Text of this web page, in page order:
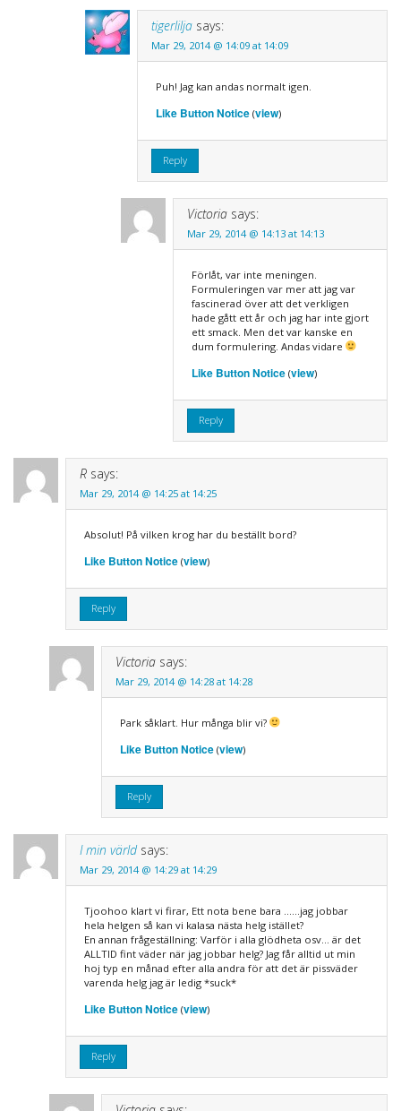
tigerlilja says:
Mar 29, 2014 @ 14:09 at 14:09
Puh! Jag kan andas normalt igen.
Like Button Notice(view)
Reply
Victoria says:
Mar 29, 2014 @ 14:13 at 14:13
Förlåt, var inte meningen.
Formuleringen var mer att jag var
fascinerad över att det verkligen
hade gått ett år och jag har inte gjort
ett smack. Men det var kanske en
dum formulering. Andas vidare
Like Button Notice(view)
Reply
R says:
Mar 29, 2014 @ 14:25 at 14:25
Absolut! På vilken krog har du beställt bord?
Like Button Notice(view)
Reply
Victoria says:
Mar 29, 2014 @ 14:28 at 14:28
Park såklart. Hur många blir vi?
Like Button Notice(view)
Reply
I min värld says:
Mar 29, 2014 @ 14:29 at 14:29
Tjoohoo klart vi firar, Ett nota bene bara ……jag jobbar
hela helgen så kan vi kalasa nästa helg istället?
En annan frågeställning: Varför i alla glödheta osv… är det
ALLTID fint väder när jag jobbar helg? Jag får alltid ut min
hoj typ en månad efter alla andra för att det är pissväder
varenda helg jag är ledig *suck*
Like Button Notice(view)
Reply